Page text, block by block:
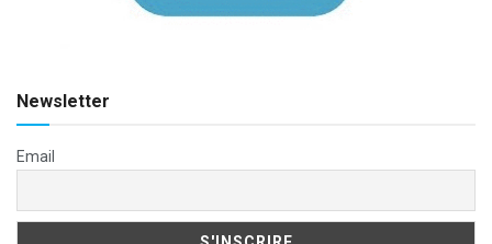
Newsletter
Email